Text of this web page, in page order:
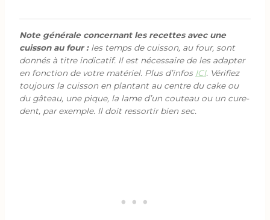
Note générale concernant les recettes avec une
cuisson au four :les temps de cuisson, au four, sont
donnés à titre indicatif. Il est nécessaire de les adapter
en fonction de votre matériel. Plus d’infos ICI. Vérifiez
toujours la cuisson en plantant au centre du cake ou
du gâteau, une pique, la lame d’un couteau ou un cure-
dent, par exemple. Il doit ressortir bien sec.